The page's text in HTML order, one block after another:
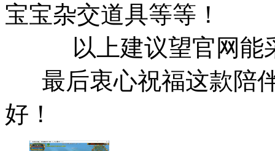
宝宝杂交道具等等！
以上建议望官网能采
最后衷心祝福这款陪
好！